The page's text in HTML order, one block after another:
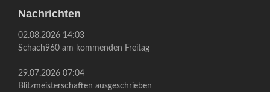
Nachrichten
02.08.2026 14:03
Schach960 am kommenden Freitag
29.07.2026 07:04
Blitzmeisterschaften ausgeschrieben